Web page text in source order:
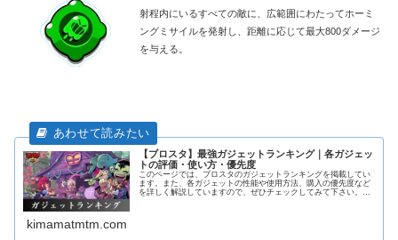
射程内にいるすべての敵に、広範囲にわたってホーミ
ングミサイルを発射し、距離に応じて最大800ダメージ
を与える。
【ブロスタ】最強ガジェットランキング｜各ガジェッ
トの評価・使い方・優先度
このページでは、ブロスタのガジェットランキングを掲載してい
ます。また、各ガジェットの性能や使用方法、購入の優先度など
を詳しく解説していますので、ぜひチェックしてみて下さい。加
kimamatmtm.com